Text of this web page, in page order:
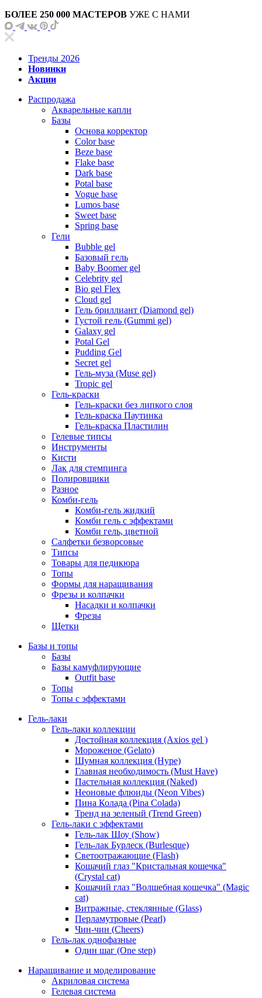
БОЛЕЕ 250 000 МАСТЕРОВ УЖЕ С НАМИ
Тренды 2026
Новинки
Акции
Распродажа
Акварельные капли
Базы
Основа корректор
Color base
Beze base
Flake base
Dark base
Potal base
Vogue base
Lumos base
Sweet base
Spring base
Гели
Bubble gel
Базовый гель
Baby Boomer gel
Celebrity gel
Bio gel Flex
Cloud gel
Гель бриллиант (Diamond gel)
Густой гель (Gummi gel)
Galaxy gel
Potal Gel
Pudding Gel
Secret gel
Гель-муза (Muse gel)
Tropic gel
Гель-краски
Гель-краски без липкого слоя
Гель-краска Паутинка
Гель-краска Пластилин
Гелевые типсы
Инструменты
Кисти
Лак для стемпинга
Полировщики
Разное
Комби-гель
Комби-гель жидкий
Комби гель с эффектами
Комби гель, цветной
Салфетки безворсовые
Типсы
Товары для педикюра
Топы
Формы для наращивания
Фрезы и колпачки
Насадки и колпачки
Фрезы
Щетки
Базы и топы
Базы
Базы камуфлирующие
Outfit base
Топы
Топы с эффектами
Гель-лаки
Гель-лаки коллекции
Достойная коллекция (Axios gel )
Мороженое (Gelato)
Шумная коллекция (Hype)
Главная необходимость (Must Have)
Пастельная коллекция (Naked)
Неоновые флюиды (Neon Vibes)
Пина Колада (Pina Colada)
Тренд на зеленый (Trend Green)
Гель-лаки с эффектами
Гель-лак Шоу (Show)
Гель-лак Бурлеск (Burlesque)
Светоотражающие (Flash)
Кошачий глаз "Кристальная кошечка"
(Crystal cat)
Кошачий глаз "Волшебная кошечка" (Magic
cat)
Витражные, стеклянные (Glass)
Перламутровые (Pearl)
Чин-чин (Cheers)
Гель-лак однофазные
Один шаг (One step)
Наращивание и моделирование
Акриловая система
Гелевая система